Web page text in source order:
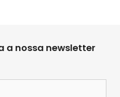
a nossa newsletter